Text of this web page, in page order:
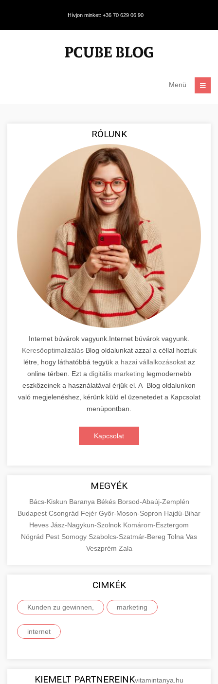
Hívjon minket: +36 70 629 06 90
Menü
RÓLUNK
Internet búvárok vagyunk.Internet búvárok vagyunk.
KeresőoptimalizálásBlog oldalunkat azzal a céllal hoztuk
létre, hogy láthatóbbá tegyük a hazai vállalkozásokataz
online térben. Ezt a digitális marketing legmodernebb
eszközeinek a használatával érjük el. A Blog oldalunkon
való megjelenéshez, kérünk küld el üzenetedet a Kapcsolat
menüpontban.
Kapcsolat
MEGYÉK
Bács-Kiskun Baranya Békés Borsod-Abaúj-Zemplén
Budapest Csongrád Fejér Győr-Moson-Sopron Hajdú-Bihar
Heves Jász-Nagykun-Szolnok Komárom-Esztergom
Nógrád Pest Somogy Szabolcs-Szatmár-Bereg Tolna Vas
Veszprém Zala
CIMKÉK
Kunden zu gewinnen, marketing
internet
KIEMELT PARTNEREINKvitamintanya.hu